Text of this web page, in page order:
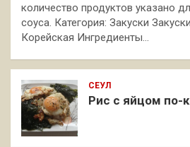
количество продуктов указано
соуса. Категория: Закуски
Корейская Ингредиенты…
СЕУЛ
Рис с яйцом по-